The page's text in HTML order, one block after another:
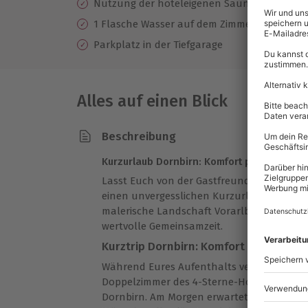
Nutzung der hoteleigenen Sauna
1 Flasche Wasser auf dem Zimmer
Parkplatz in der Tiefgarage
Alles auf einen Blick
Beschreibung
Kurzurlaub Dornbirn: Komfort pur erleben
Lasst Euch von der Gastfreundschaft in
einen unvergesslichen Kurzurlaub mit
malerische Landschaft Vorarlbergs bietet
wertvolle Gemeinsamzeit.
Kurztrip Dornbirn: Komfort und
Während Eures Aufenthalts verbringt Ihr
Doppelzimmer des 4-Sterne-Hotels
Dornbirn. Am Morgen erwartet Euch ein